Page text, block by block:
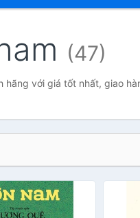
(47)
với giá tốt nhất, giao